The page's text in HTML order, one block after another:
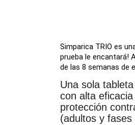
Simparica TRIO es
prueba le encantará!
de las 8 semanas de
Una sola
con alta
protección
(adultos y